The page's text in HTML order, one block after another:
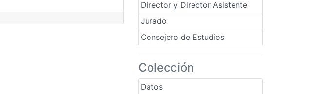
Director y Director Asistente
Jurado
Consejero de Estudios
Colección
Datos